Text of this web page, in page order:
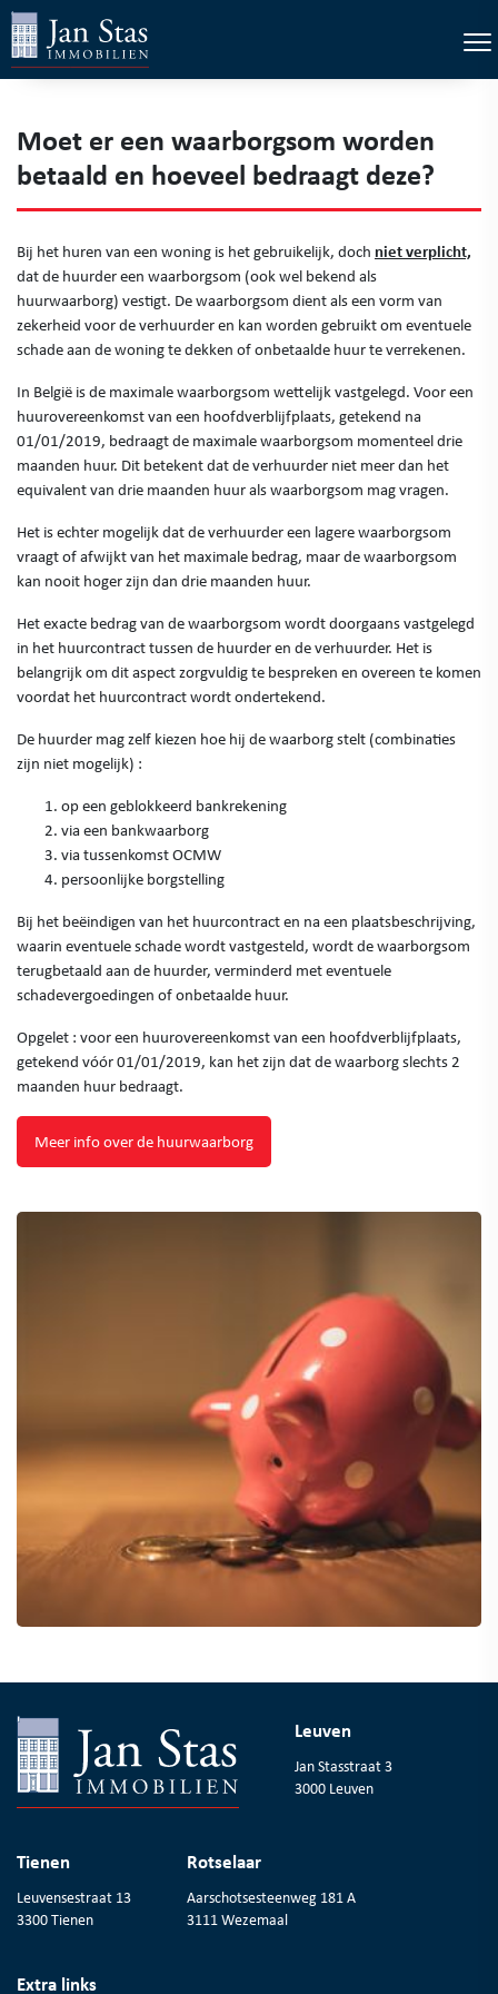
×
Moet er een waarborgsom worden
betaald en hoeveel bedraagt deze?
Bij het huren van een woning is het gebruikelijk, doch niet verplicht,
dat de huurder een waarborgsom (ook wel bekend als
huurwaarborg) vestigt. De waarborgsom dient als een vorm van
zekerheid voor de verhuurder en kan worden gebruikt om eventuele
schade aan de woning te dekken of onbetaalde huur te verrekenen.
In België is de maximale waarborgsom wettelijk vastgelegd. Voor een
huurovereenkomst van een hoofdverblijfplaats, getekend na
01/01/2019, bedraagt de maximale waarborgsom momenteel drie
maanden huur. Dit betekent dat de verhuurder niet meer dan het
equivalent van drie maanden huur als waarborgsom mag vragen.
Het is echter mogelijk dat de verhuurder een lagere waarborgsom
vraagt of afwijkt van het maximale bedrag, maar de waarborgsom
kan nooit hoger zijn dan drie maanden huur.
Het exacte bedrag van de waarborgsom wordt doorgaans vastgelegd
in het huurcontract tussen de huurder en de verhuurder. Het is
belangrijk om dit aspect zorgvuldig te bespreken en overeen te komen
voordat het huurcontract wordt ondertekend.
De huurder mag zelf kiezen hoe hij de waarborg stelt (combinaties
zijn niet mogelijk) :
op een geblokkeerd bankrekening
via een bankwaarborg
via tussenkomst OCMW
persoonlijke borgstelling
Bij het beëindigen van het huurcontract en na een plaatsbeschrijving,
waarin eventuele schade wordt vastgesteld, wordt de waarborgsom
terugbetaald aan de huurder, verminderd met eventuele
schadevergoedingen of onbetaalde huur.
Opgelet : voor een huurovereenkomst van een hoofdverblijfplaats,
getekend vóór 01/01/2019, kan het zijn dat de waarborg slechts 2
maanden huur bedraagt.
Meer info over de huurwaarborg
Leuven
Jan Stasstraat 3
3000 Leuven
Tienen
Leuvensestraat 13
3300 Tienen
Rotselaar
Aarschotsesteenweg 181 A
3111 Wezemaal
Extra links